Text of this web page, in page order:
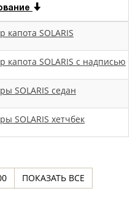
капота SOLARIS
капота SOLARIS с надписью
SOLARIS седан
SOLARIS хетчбек
ПОКАЗАТЬ ВСЕ